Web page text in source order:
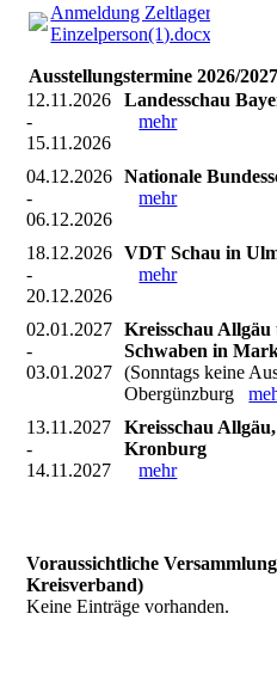
Anmeldung Zeltlager
Einzelperson(1).docx
Ausstellungstermine 2026/2027
12.11.2026
-
15.11.2026
Landesschau
mehr
04.12.2026
-
06.12.2026
Nationale
mehr
18.12.2026
-
20.12.2026
VDT Schau in
mehr
02.01.2027
-
03.01.2027
Kreisschau Allgäu
Schwaben in
(Sonntags keine
Obergünzburg
13.11.2027
-
14.11.2027
Kreisschau
Kronburg
mehr
Voraussichtliche
Kreisverband)
Keine Einträge vorhanden.